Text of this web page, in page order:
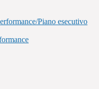
Piano esecutivo